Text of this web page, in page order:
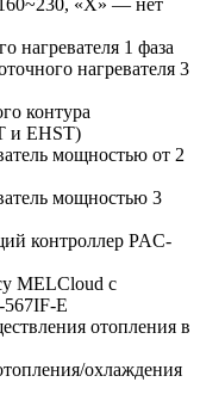
нагревателя 1 фаза
нагревателя 3
контура
и EHST)
мощностью от 2
мощностью 3
контроллер PAC-
MELCloud с
E
отопления в
охлаждения